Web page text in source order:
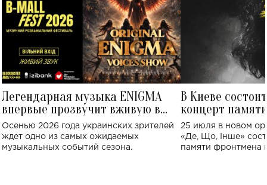
Легендарная музыка ENIGMA
впервые прозвучит вживую в
Украине: где состоится концерт
Осенью 2026 года украинских зрителей
ждет одно из самых ожидаемых
музыкальных событий сезона.
В Киеве
концерт
Клименко:
исполнят песни
25 июля в новом
«Де, Що, Інше»
памяти фронтмена